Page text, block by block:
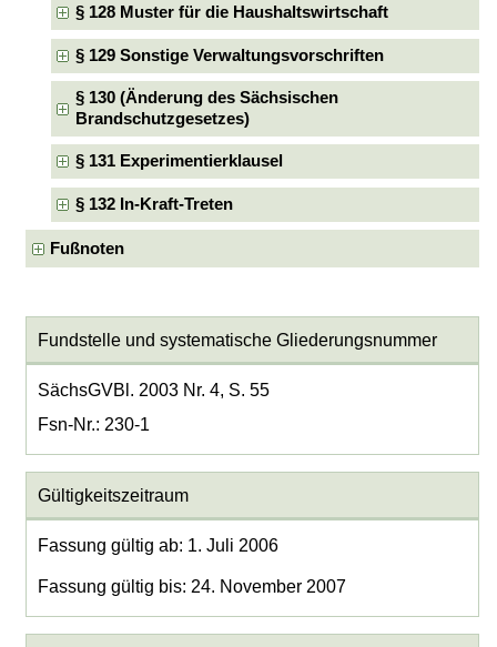
§ 128 Muster für die Haushaltswirtschaft
§ 129 Sonstige Verwaltungsvorschriften
§ 130 (Änderung des Sächsischen
Brandschutzgesetzes)
§ 131 Experimentierklausel
§ 132 In-Kraft-Treten
Fußnoten
Fundstelle und systematische Gliederungsnummer
SächsGVBl. 2003 Nr. 4, S. 55
Fsn-Nr.: 230-1
Gültigkeitszeitraum
Fassung gültig ab: 1. Juli 2006
Fassung gültig bis: 24. November 2007